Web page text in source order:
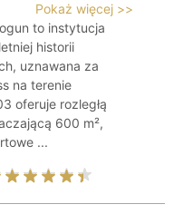
Pokaż więcej >>
to instytucja
historii
uznawana za
na terenie
oferuje rozległą
600 m²,
...